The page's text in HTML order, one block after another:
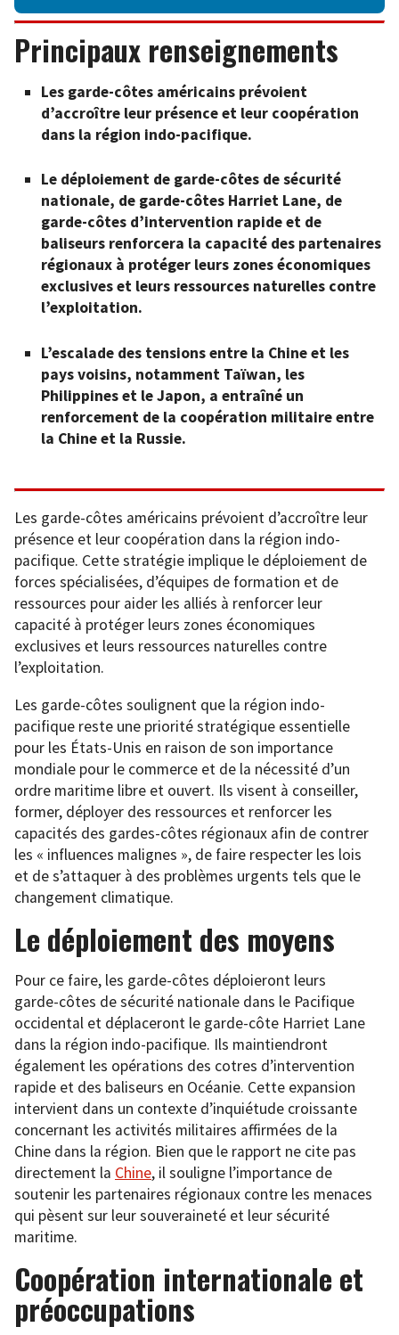
Principaux renseignements
Les garde-côtes américains prévoient
d’accroître leur présence et leur coopération
dans la région indo-pacifique.
Le déploiement de garde-côtes de sécurité
nationale, de garde-côtes Harriet Lane, de
garde-côtes d’intervention rapide et de
baliseurs renforcera la capacité des partenaires
régionaux à protéger leurs zones économiques
exclusives et leurs ressources naturelles contre
l’exploitation.
L’escalade des tensions entre la Chine et les
pays voisins, notamment Taïwan, les
Philippines et le Japon, a entraîné un
renforcement de la coopération militaire entre
la Chine et la Russie.
Les garde-côtes américains prévoient d’accroître leur
présence et leur coopération dans la région indo-
pacifique. Cette stratégie implique le déploiement de
forces spécialisées, d’équipes de formation et de
ressources pour aider les alliés à renforcer leur
capacité à protéger leurs zones économiques
exclusives et leurs ressources naturelles contre
l’exploitation.
Les garde-côtes soulignent que la région indo-
pacifique reste une priorité stratégique essentielle
pour les États-Unis en raison de son importance
mondiale pour le commerce et de la nécessité d’un
ordre maritime libre et ouvert. Ils visent à conseiller,
former, déployer des ressources et renforcer les
capacités des gardes-côtes régionaux afin de contrer
les « influences malignes », de faire respecter les lois
et de s’attaquer à des problèmes urgents tels que le
changement climatique.
Le déploiement des moyens
Pour ce faire, les garde-côtes déploieront leurs
garde-côtes de sécurité nationale dans le Pacifique
occidental et déplaceront le garde-côte Harriet Lane
dans la région indo-pacifique. Ils maintiendront
également les opérations des cotres d’intervention
rapide et des baliseurs en Océanie. Cette expansion
intervient dans un contexte d’inquiétude croissante
concernant les activités militaires affirmées de la
Chine dans la région. Bien que le rapport ne cite pas
directement la Chine, il souligne l’importance de
soutenir les partenaires régionaux contre les menaces
qui pèsent sur leur souveraineté et leur sécurité
maritime.
Coopération internationale et
préoccupations